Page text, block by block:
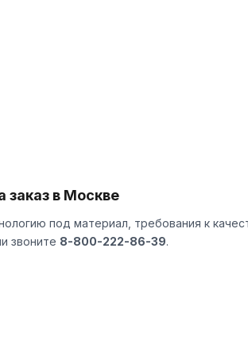
заказ в Москве
под материал, требования к
звоните 8-800-222-86-39.